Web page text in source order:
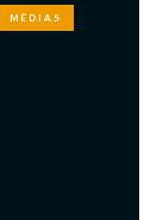
MÉDIAS